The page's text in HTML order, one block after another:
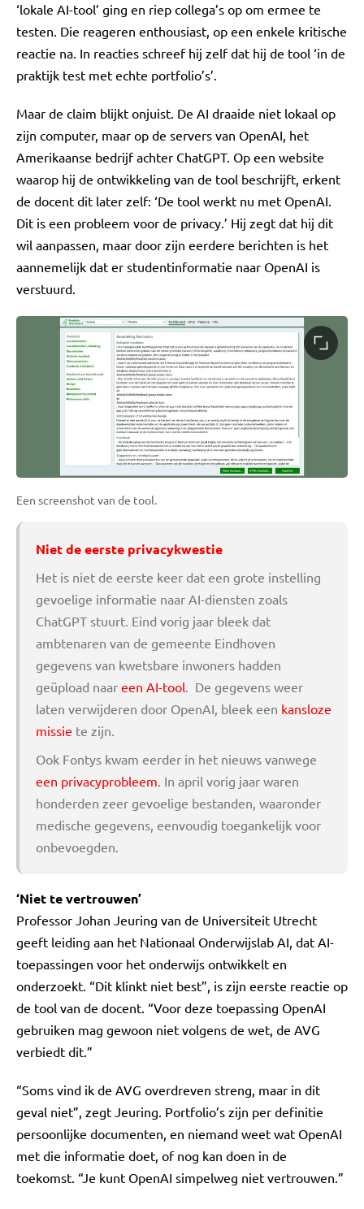
‘lokale AI-tool’ ging en riep collega’s op om ermee te
testen. Die reageren enthousiast, op een enkele kritische
reactie na. In reacties schreef hij zelf dat hij de tool ‘in de
praktijk test met echte portfolio’s’.
Maar de claim blijkt onjuist. De AI draaide niet lokaal op
zijn computer, maar op de servers van OpenAI, het
Amerikaanse bedrijf achter ChatGPT. Op een website
waarop hij de ontwikkeling van de tool beschrijft, erkent
de docent dit later zelf: ‘De tool werkt nu met OpenAI.
Dit is een probleem voor de privacy.’ Hij zegt dat hij dit
wil aanpassen, maar door zijn eerdere berichten is het
aannemelijk dat er studentinformatie naar OpenAI is
verstuurd.
Een screenshot van de tool.
Niet de eerste privacykwestie
Het is niet de eerste keer dat een grote instelling
gevoelige informatie naar AI-diensten zoals
ChatGPT stuurt. Eind vorig jaar bleek dat
ambtenaren van de gemeente Eindhoven
gegevens van kwetsbare inwoners hadden
geüpload naar een AI-tool . De gegevens weer
laten verwijderen door OpenAI, bleek een kansloze
missie te zijn.
Ook Fontys kwam eerder in het nieuws vanwege
een privacyprobleem . In april vorig jaar waren
honderden zeer gevoelige bestanden, waaronder
medische gegevens, eenvoudig toegankelijk voor
onbevoegden.
‘Niet te vertrouwen’
Professor Johan Jeuring van de Universiteit Utrecht
geeft leiding aan het Nationaal Onderwijslab AI, dat AI-
toepassingen voor het onderwijs ontwikkelt en
onderzoekt. “Dit klinkt niet best”, is zijn eerste reactie op
de tool van de docent. “Voor deze toepassing OpenAI
gebruiken mag gewoon niet volgens de wet, de AVG
verbiedt dit.”
“Soms vind ik de AVG overdreven streng, maar in dit
geval niet”, zegt Jeuring. Portfolio’s zijn per definitie
persoonlijke documenten, en niemand weet wat OpenAI
met die informatie doet, of nog kan doen in de
toekomst. “Je kunt OpenAI simpelweg niet vertrouwen.”